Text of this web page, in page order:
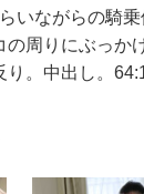
いながらの騎
の周りにぶっか
。中出し。